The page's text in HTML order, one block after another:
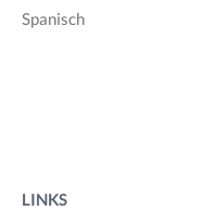
Spanisch
LINKS